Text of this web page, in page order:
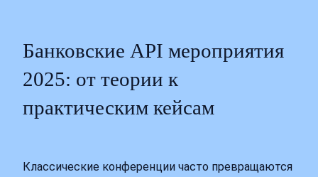
Банковские API мероприятия
2025: от теории к
практическим кейсам
Классические конференции часто превращаются